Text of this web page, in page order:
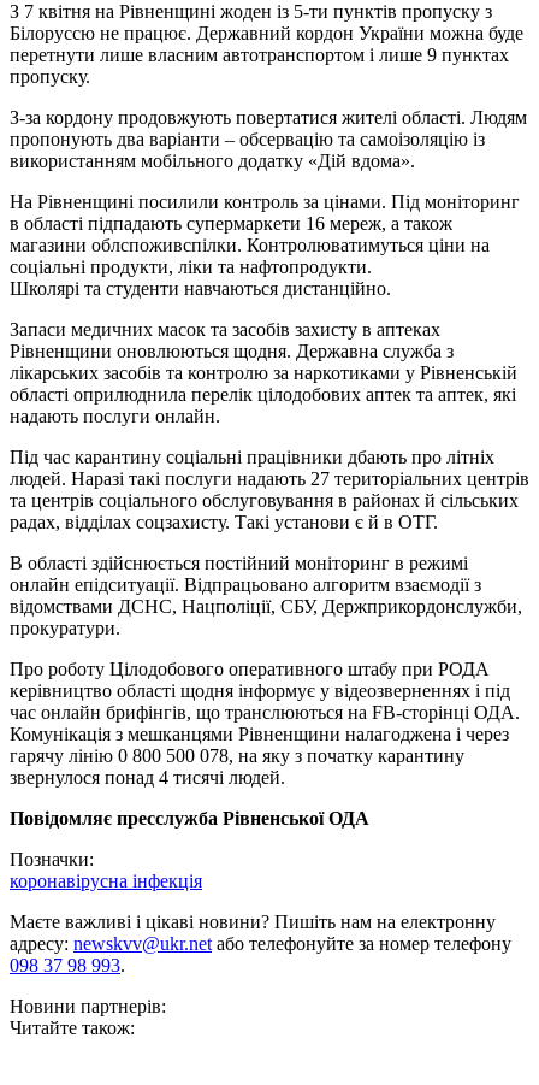
З 7 квітня на Рівненщині жоден із 5-ти пунктів пропуску з
Білоруссю не працює. Державний кордон України можна буде
перетнути лише власним автотранспортом і лише 9 пунктах
пропуску.
З-за кордону продовжують повертатися жителі області. Людям
пропонують два варіанти – обсервацію та самоізоляцію із
використанням мобільного додатку «Дій вдома».
На Рівненщині посилили контроль за цінами. Під моніторинг
в області підпадають супермаркети 16 мереж, а також
магазини облспоживспілки. Контролюватимуться ціни на
соціальні продукти, ліки та нафтопродукти.
Школярі та студенти навчаються дистанційно.
Запаси медичних масок та засобів захисту в аптеках
Рівненщини оновлюються щодня. Державна служба з
лікарських засобів та контролю за наркотиками у Рівненській
області оприлюднила перелік цілодобових аптек та аптек, які
надають послуги онлайн.
Під час карантину соціальні працівники дбають про літніх
людей. Наразі такі послуги надають 27 територіальних центрів
та центрів соціального обслуговування в районах й сільських
радах, відділах соцзахисту. Такі установи є й в ОТГ.
В області здійснюється постійний моніторинг в режимі
онлайн епідситуації. Відпрацьовано алгоритм взаємодії з
відомствами ДСНС, Нацполіції, СБУ, Держприкордонслужби,
прокуратури.
Про роботу Цілодобового оперативного штабу при РОДА
керівництво області щодня інформує у відеозверненнях і під
час онлайн брифінгів, що транслюються на FB-сторінці ОДА.
Комунікація з мешканцями Рівненщини налагоджена і через
гарячу лінію 0 800 500 078, на яку з початку карантину
звернулося понад 4 тисячі людей.
Повідомляє пресслужба Рівненської ОДА
Позначки:
коронавірусна інфекція
Маєте важливі і цікаві новини? Пишіть нам на електронну
адресу: newskvv@ukr.net або телефонуйте за номер телефону
098 37 98 993.
Новини партнерів:
Читайте також: